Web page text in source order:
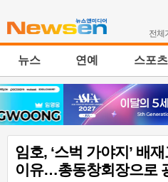
전체
뉴스 연예 스포츠
임호, ‘스벅 가야지’ 배
이유…총동창회장으로